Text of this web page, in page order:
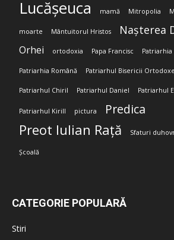
Lucășeuca mamă Mitropolia
moarte Mântuitorul Hristos Nașterea
Orhei ortodoxia Papa Francisc Patriarhia
Patriarhia Română Patriarhul Bisericii
Patriarhul Chiril Patriarhul Daniel Patriarhul
Patriarhul Kirill pictura Predica
Preot Iulian Rață Sfaturi
Școală
CATEGORIE POPULARĂ
Stiri